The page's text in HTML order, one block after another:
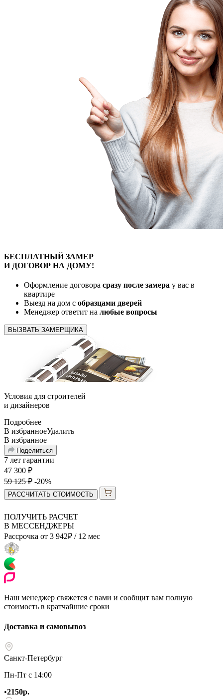
БЕСПЛАТНЫЙЗАМЕР
И ДОГОВОР НА ДОМУ!
Оформление договора сразу после замера у вас в
квартире
Выезд на дом с образцами дверей
Менеджер ответит на любые вопросы
ВЫЗВАТЬ ЗАМЕРЩИКА
Условия для строителей
и дизайнеров
Подробнее
В избранноеУдалить
В избранное
Поделиться
7 лет гарантии
47 300 ₽
59 125₽ -20%
РАССЧИТАТЬ СТОИМОСТЬ
ПОЛУЧИТЬ РАСЧЕТ
В МЕССЕНДЖЕРЫ
Рассрочка от 3 942₽ / 12 мес
Наш менеджер свяжется с вами и сообщит вам полную
стоимость в кратчайшие сроки
Доставка и самовывоз
Санкт-Петербург
Пн-Пт с 14:00
•2150р.